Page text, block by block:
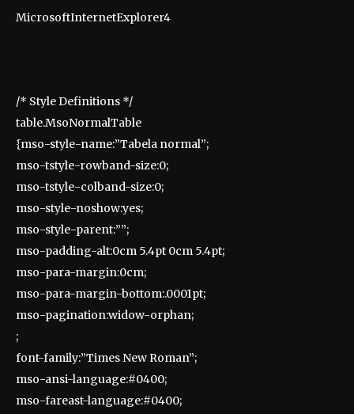
MicrosoftInternetExplorer4
/* Style Definitions */
table.MsoNormalTable
{mso-style-name:”Tabela normal”;
mso-tstyle-rowband-size:0;
mso-tstyle-colband-size:0;
mso-style-noshow:yes;
mso-style-parent:””;
mso-padding-alt:0cm 5.4pt 0cm 5.4pt;
mso-para-margin:0cm;
mso-para-margin-bottom:.0001pt;
mso-pagination:widow-orphan;
;
font-family:”Times New Roman”;
mso-ansi-language:#0400;
mso-fareast-language:#0400;